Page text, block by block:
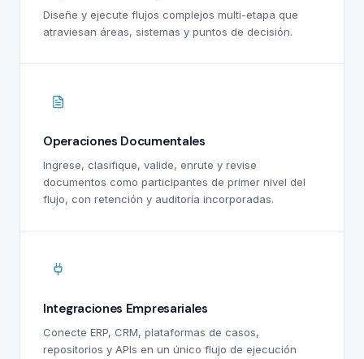
Diseñe y ejecute flujos complejos multi-etapa que
atraviesan áreas, sistemas y puntos de decisión.
Operaciones Documentales
Ingrese, clasifique, valide, enrute y revise
documentos como participantes de primer nivel del
flujo, con retención y auditoría incorporadas.
Integraciones Empresariales
Conecte ERP, CRM, plataformas de casos,
repositorios y APIs en un único flujo de ejecución